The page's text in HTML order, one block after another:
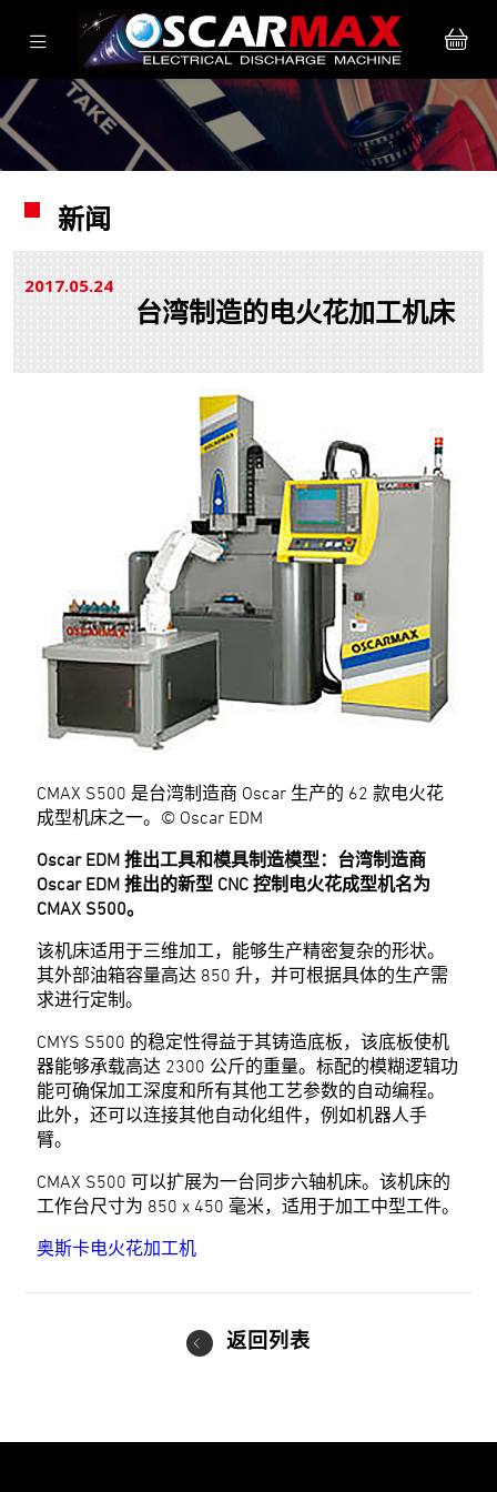
新闻
2017.0524
台湾制造的电火花加工机床
CMAX S500 是台湾制造商 Oscar 生产的 62 款电火花
成型机床之一。© Oscar EDM
Oscar EDM 推出工具和模具制造模型：台湾制造商
Oscar EDM 推出的新型 CNC 控制电火花成型机名为
CMAX S500。
该机床适用于三维加工，能够生产精密复杂的形状。
其外部油箱容量高达 850 升，并可根据具体的生产需
求进行定制。
CMYS S500 的稳定性得益于其铸造底板，该底板使机
器能够承载高达 2300 公斤的重量。标配的模糊逻辑功
能可确保加工深度和所有其他工艺参数的自动编程。
此外，还可以连接其他自动化组件，例如机器人手
臂。
CMAX S500 可以扩展为一台同步六轴机床。该机床的
工作台尺寸为 850 x 450 毫米，适用于加工中型工件。
奥斯卡电火花加工机
返回列表